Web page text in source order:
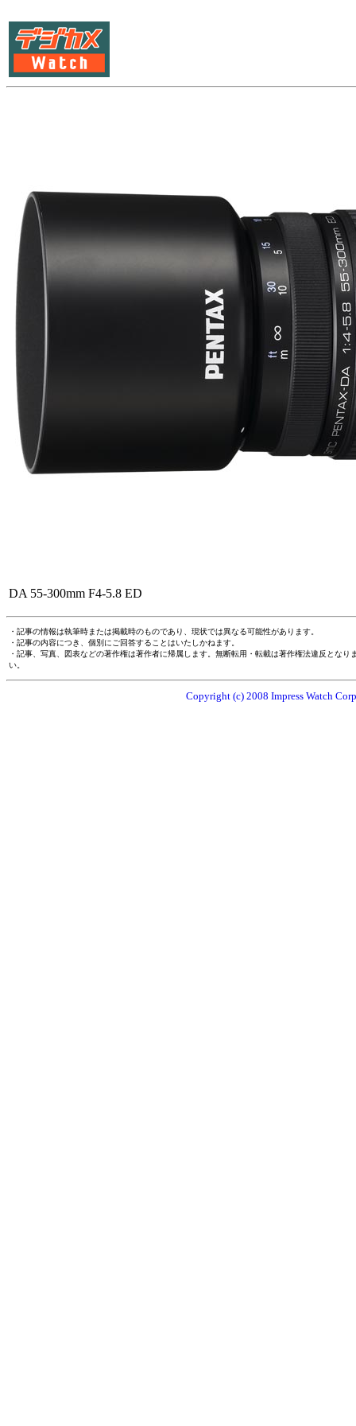
DA 55-300mm F4-5.8 ED
・記事の情報は執筆時または掲載時のものであり、現状では異なる可能性があります。
・記事の内容につき、個別にご回答することはいたしかねます。
・記事、写真、図表などの著作権は著作者に帰属します。無断転用・転載は著作権法違反とな
い。
Copyright (c) 2008 Impress Watch